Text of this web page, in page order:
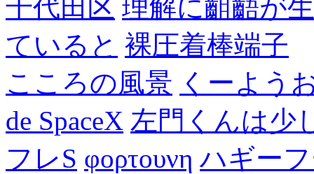
千代田区 理解に齟齬が
ていると 裸圧着棒端子
こころの風景 くーよう
de SpaceX 左門くんは少
フレS φορτουνη ハギー